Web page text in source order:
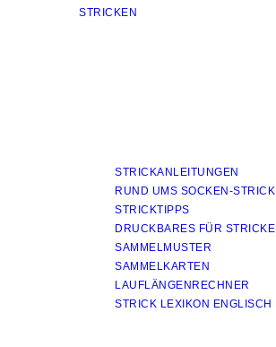
STRICKEN
STRICKANLEITUNGEN
RUND UMS SOCKEN-
STRICKTIPPS
DRUCKBARES FÜR
SAMMELMUSTER
SAMMELKARTEN
LAUFLÄNGENRECHNER
STRICK LEXIKON ENGLISCH